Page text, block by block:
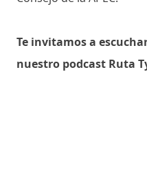
Te invitamos a
nuestro podcast Ruta